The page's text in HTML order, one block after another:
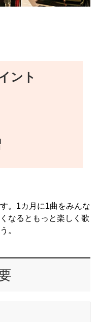
ント
。1カ月に1曲をみんな
なるともっと楽しく歌
。